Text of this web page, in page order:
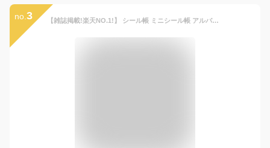
no. 3 【雑誌掲載!楽天NO.1!】 シール帳 ミニシール帳 アルバムキーホルダー シール 帳 ミニ 透明 キャラクター バインダー キーホルダー 女の子 小学生 透明 かわいい クリア ミニシール帳 キーホルダー付き ミニアルバムキーホルダー